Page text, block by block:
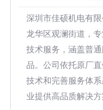
深圳市佳硕机电有
龙华区观澜街道，
技术服务，涵盖普
品。公司依托原厂
技术和完善服务体
业提供高品质解决方